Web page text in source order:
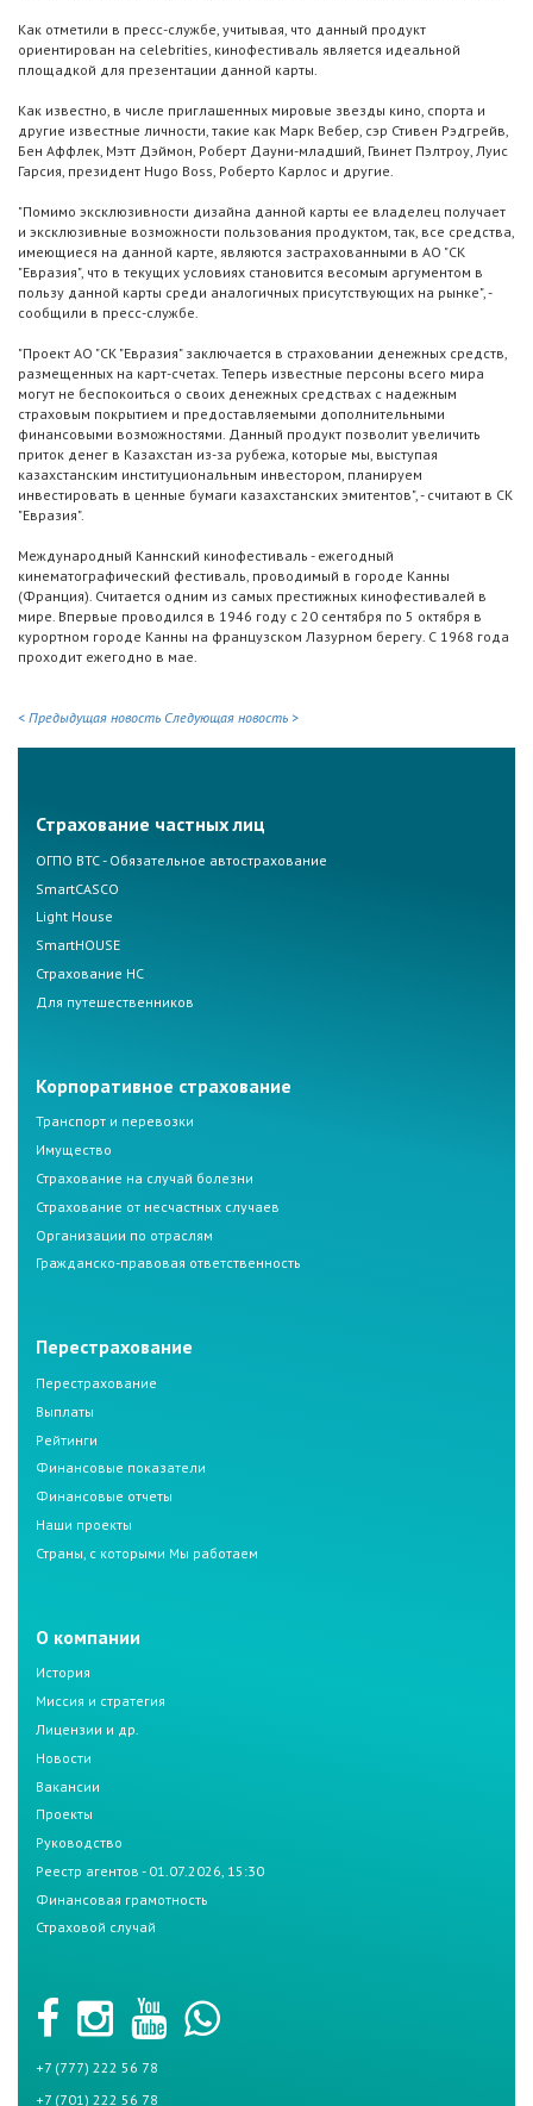
Как отметили в пресс-службе, учитывая, что данный продукт
ориентирован на celebrities, кинофестиваль является идеальной
площадкой для презентации данной карты.
Как известно, в числе приглашенных мировые звезды кино, спорта и
другие известные личности, такие как Марк Вебер, сэр Стивен Рэдгрейв,
Бен Аффлек, Мэтт Дэймон, Роберт Дауни-младший, Гвинет Пэлтроу, Луис
Гарсия, президент Hugo Boss, Роберто Карлос и другие.
"Помимо эксклюзивности дизайна данной карты ее владелец получает
и эксклюзивные возможности пользования продуктом, так, все средства,
имеющиеся на данной карте, являются застрахованными в АО "СК
"Евразия", что в текущих условиях становится весомым аргументом в
пользу данной карты среди аналогичных присутствующих на рынке", -
сообщили в пресс-службе.
"Проект АО "СК "Евразия" заключается в страховании денежных средств,
размещенных на карт-счетах. Теперь известные персоны всего мира
могут не беспокоиться о своих денежных средствах с надежным
страховым покрытием и предоставляемыми дополнительными
финансовыми возможностями. Данный продукт позволит увеличить
приток денег в Казахстан из-за рубежа, которые мы, выступая
казахстанским институциональным инвестором, планируем
инвестировать в ценные бумаги казахстанских эмитентов", - считают в СК
"Евразия".
Международный Каннский кинофестиваль - ежегодный
кинематографический фестиваль, проводимый в городе Канны
(Франция). Считается одним из самых престижных кинофестивалей в
мире. Впервые проводился в 1946 году с 20 сентября по 5 октября в
курортном городе Канны на французском Лазурном берегу. С 1968 года
проходит ежегодно в мае.
< Предыдущая новость Следующая новость >
Страхование частных лиц
ОГПО ВТС - Обязательное автострахование
SmartCASCO
Light House
SmartHOUSE
Страхование НС
Для путешественников
Корпоративное страхование
Транспорт и перевозки
Имущество
Страхование на случай болезни
Страхование от несчастных случаев
Организации по отраслям
Гражданско-правовая ответственность
Перестрахование
Перестрахование
Выплаты
Рейтинги
Финансовые показатели
Финансовые отчеты
Наши проекты
Страны, с которыми Мы работаем
О компании
История
Миссия и стратегия
Лицензии и др.
Новости
Вакансии
Проекты
Руководство
Реестр агентов - 01.07.2026, 15:30
Финансовая грамотность
Страховой случай
+7 (777) 222 56 78
+7 (701) 222 56 78